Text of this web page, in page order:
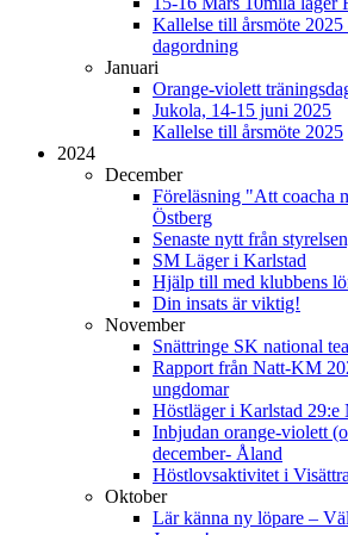
Kallelse till årsmöte 2025
dagordning
Januari
Orange-violett
Jukola, 14-15 juni 2025
Kallelse till årsmöte 2025
2024
December
Föreläsning "Att coacha
Östberg
Senaste nytt från
SM Läger i Karlstad
Hjälp till med klubbens
Din insats är viktig!
November
Snättringe SK national
Rapport från Natt-KM
ungdomar
Höstläger i Karlstad
Inbjudan orange-violett
december- Åland
Höstlovsaktivitet i Visättra
Oktober
Lär känna ny löpare –